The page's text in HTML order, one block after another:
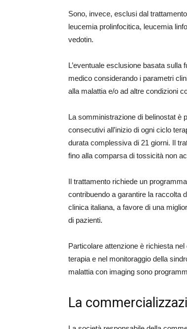
Sono, invece, esclusi dal
leucemia prolinfocitica, leucemia
vedotin.
L’eventuale esclusione basata sulla
medico considerando i parametri
alla malattia e/o ad altre condizioni
La somministrazione di belinostat è
consecutivi all’inizio di ogni ciclo
durata complessiva di 21 giorni. Il
fino alla comparsa di tossicità non
Il trattamento richiede un
contribuendo a garantire la raccolta
clinica italiana, a favore di una
di pazienti.
Particolare attenzione è richiesta
terapia e nel monitoraggio della
malattia con imaging sono
La